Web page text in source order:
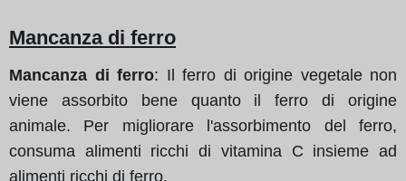
Mancanza di ferro
Mancanza di ferro: Il ferro di origine vegetale non
viene assorbito bene quanto il ferro di origine
animale. Per migliorare l'assorbimento del ferro,
consuma alimenti ricchi di vitamina C insieme ad
alimenti ricchi di ferro.